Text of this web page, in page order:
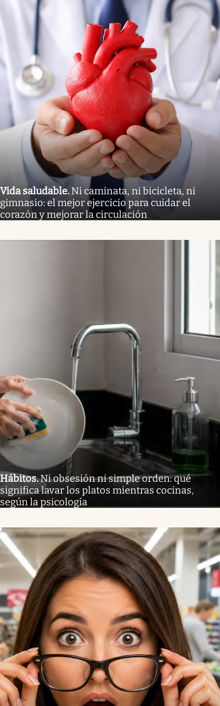
Vida saludable. Ni caminata, ni bicicleta, ni
gimnasio: el mejor ejercicio para cuidar el
corazón y mejorar la circulación
Hábitos.Ni obsesión ni simple orden: qué
significa lavar los platos mientras cocinas,
según la psicología